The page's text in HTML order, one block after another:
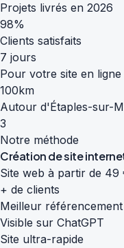
Projets livrés en 2026
98%
Clients satisfaits
7 jours
Pour votre site en ligne
100km
Autour d'Étaples-sur-
3
Notre méthode
Création de site
Site web à partir de 49
+ de clients
Meilleur
Visible sur ChatGPT
Site ultra-rapide